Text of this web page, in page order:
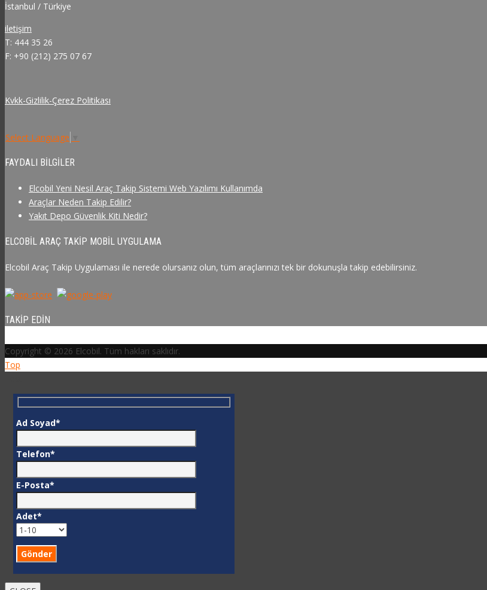
İstanbul / Türkiye
iletişim
T: 444 35 26
F: +90 (212) 275 07 67
Kvkk-Gizlilik-Çerez Politikası
Select Language
FAYDALI BILGILER
Elcobil Yeni Nesil Araç Takip Sistemi Web Yazılımı Kullanımda
Araçlar Neden Takip Edilir?
Yakıt Depo Güvenlik Kiti Nedir?
ELCOBIL ARAÇ TAKIP MOBIL UYGULAMA
Elcobil Araç Takip Uygulaması ile nerede olursanız olun, tüm araçlarınızı tek bir dokunuşla takip edebilirsiniz.
TAKIP EDIN
Copyright © 2026 Elcobil. Tüm hakları saklıdır.
Top
Ad Soyad*
Telefon*
E-Posta*
Adet*